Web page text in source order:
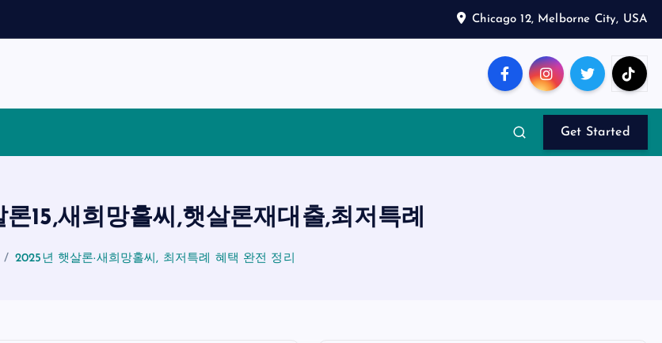
Chicago 12, Melborne City, USA
Get Started
15,새희망홀씨,햇살론재대출,최저특례
2025년 햇살론·새희망홀씨, 최저특례 혜택 완전 정리